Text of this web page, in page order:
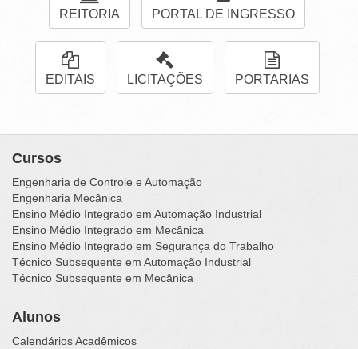
REITORIA PORTAL DE INGRESSO
EDITAIS LICITAÇÕES PORTARIAS
Cursos
Engenharia de Controle e Automação
Engenharia Mecânica
Ensino Médio Integrado em Automação Industrial
Ensino Médio Integrado em Mecânica
Ensino Médio Integrado em Segurança do Trabalho
Técnico Subsequente em Automação Industrial
Técnico Subsequente em Mecânica
Alunos
Calendários Acadêmicos